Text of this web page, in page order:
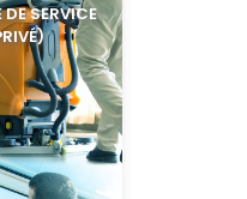
SERVICE